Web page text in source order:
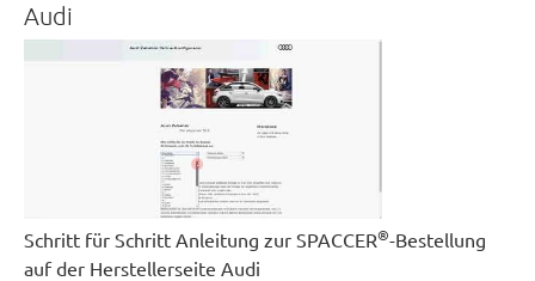
Audi
Schritt für Schritt Anleitung zur SPACCER®-Bestellung
auf der Herstellerseite Audi